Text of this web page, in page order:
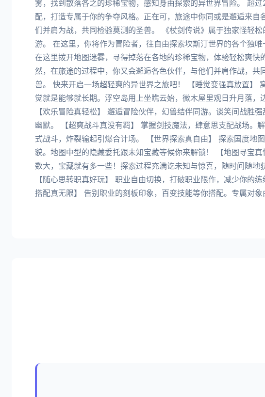
雾，找到散落各之的珍稀宝物，感知身由探索的异世界冒险。 超
配，打造专属于你的争夺风格。正在可，旅途中你同或是邂逅来自
们并肩为战，共同检验莫测的圣兽。 《杖剑传说》属于独家怪轻
游。 在这里，你将作为冒险者，往自由探索坎斯汀世界的各个独
在这里拨开地图迷雾，寻得掉落在各地的珍稀宝物，体验轻松爽快
然，在旅途的过程中，你又会邂逅各色伙伴，与他们并肩作战，共
兽。 快来开启一场超轻爽的异世界之旅吧！ 【睡觉变强真放置】
觉就是能够就长期。浮空岛用上坐瞧云始，微木屋里观日升月落，
【欢乐冒险真轻松】 邂逅冒险伙伴，幻兽结伴同游。谈笑间战胜
幽默。 【超爽战斗真没有羁】 掌握剑技魔法，肆意思支配战场。
式战斗，炸裂输起引爆合计场。 【世界探索真自由】 探索国度地
貌。地图中型的隐藏委托跟未知宝藏等候你来解锁！ 【地图寻宝
数大，宝藏就有多一些！探索过程充满讫未知与惊喜，随时间随地
【随心思转职真好玩】 职业自由切换，打破职业限作，减少你的
搭配真无限】 告别职业的刻板印象，百变技能等你搭配。专属对象